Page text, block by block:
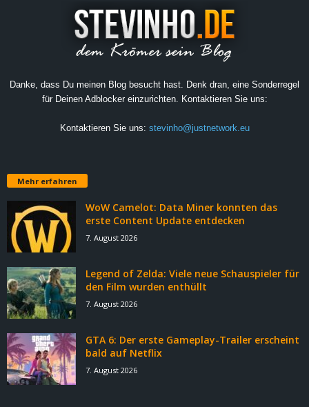
Danke, dass Du meinen Blog besucht hast. Denk dran, eine Sonderregel
für Deinen Adblocker einzurichten. Kontaktieren Sie uns:
Kontaktieren Sie uns: stevinho@justnetwork.eu
Mehr erfahren
WoW Camelot: Data Miner konnten das
erste Content Update entdecken
7. August 2026
Legend of Zelda: Viele neue Schauspieler für
den Film wurden enthüllt
7. August 2026
GTA 6: Der erste Gameplay-Trailer erscheint
bald auf Netflix
7. August 2026